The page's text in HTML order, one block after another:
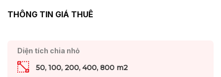
THÔNG TIN GIÁ THUÊ
Diện tích chia nhỏ
50, 100, 200, 400, 800 m2